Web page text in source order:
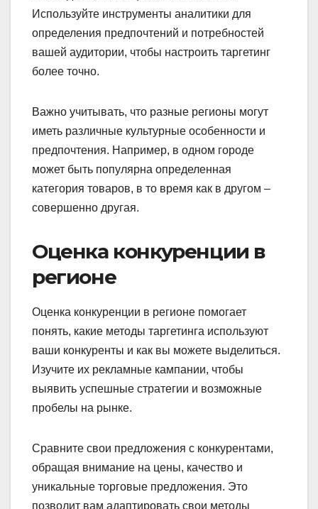
Используйте инструменты аналитики для
определения предпочтений и потребностей
вашей аудитории, чтобы настроить таргетинг
более точно.
Важно учитывать, что разные регионы могут
иметь различные культурные особенности и
предпочтения. Например, в одном городе
может быть популярна определенная
категория товаров, в то время как в другом –
совершенно другая.
Оценка конкуренции в
регионе
Оценка конкуренции в регионе помогает
понять, какие методы таргетинга используют
ваши конкуренты и как вы можете выделиться.
Изучите их рекламные кампании, чтобы
выявить успешные стратегии и возможные
пробелы на рынке.
Сравните свои предложения с конкурентами,
обращая внимание на цены, качество и
уникальные торговые предложения. Это
позволит вам адаптировать свои методы